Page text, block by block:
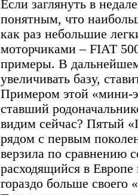
Если заглянуть в
понятным, что
как раз небольшие
моторчиками – FIAT
примеры. В
увеличивать базу,
Примером этой «мини-
ставший
видим сейчас? Пятый
рядом с первым
верзила по
расходящийся в
гораздо больше своего